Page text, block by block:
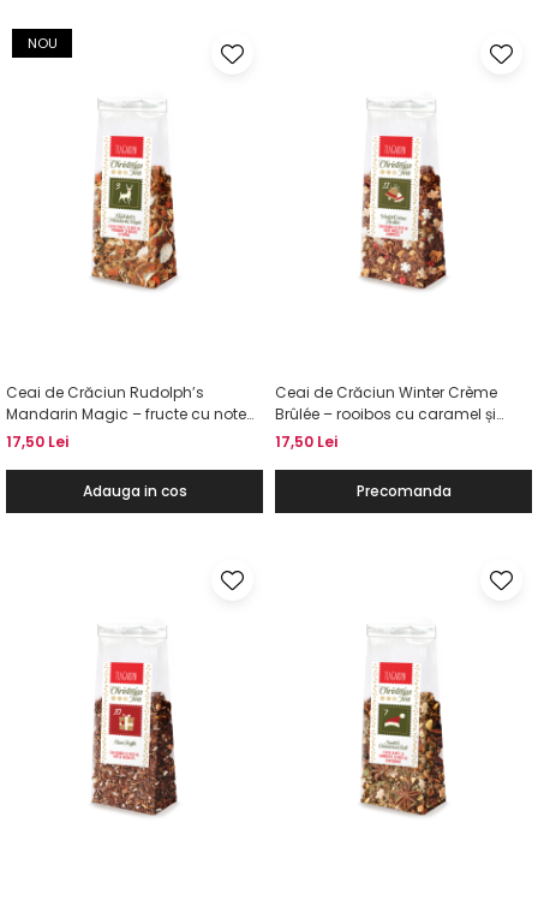
NOU
Ceai de Crăciun Rudolph’s
Mandarin Magic – fructe cu note
de mandarine și biscuiți cu vanilie,
17,50 Lei
Adauga in cos
Ceai de Crăciun Winter Crème
Brûlée – rooibos cu caramel și
vanilie, 50g
17,50 Lei
Precomanda